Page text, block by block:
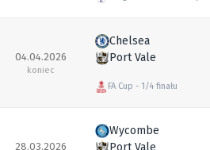
04.04.2026
koniec
Chelsea
Port Vale
FA Cup 1/4 finału
28.03.2026
Wycombe
Port Vale